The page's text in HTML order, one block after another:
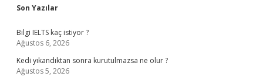
Sidebar
Son Yazılar
Bilgi IELTS kaç istiyor ?
Ağustos 6, 2026
Kedi yıkandıktan sonra kurutulmazsa ne olur ?
Ağustos 5, 2026